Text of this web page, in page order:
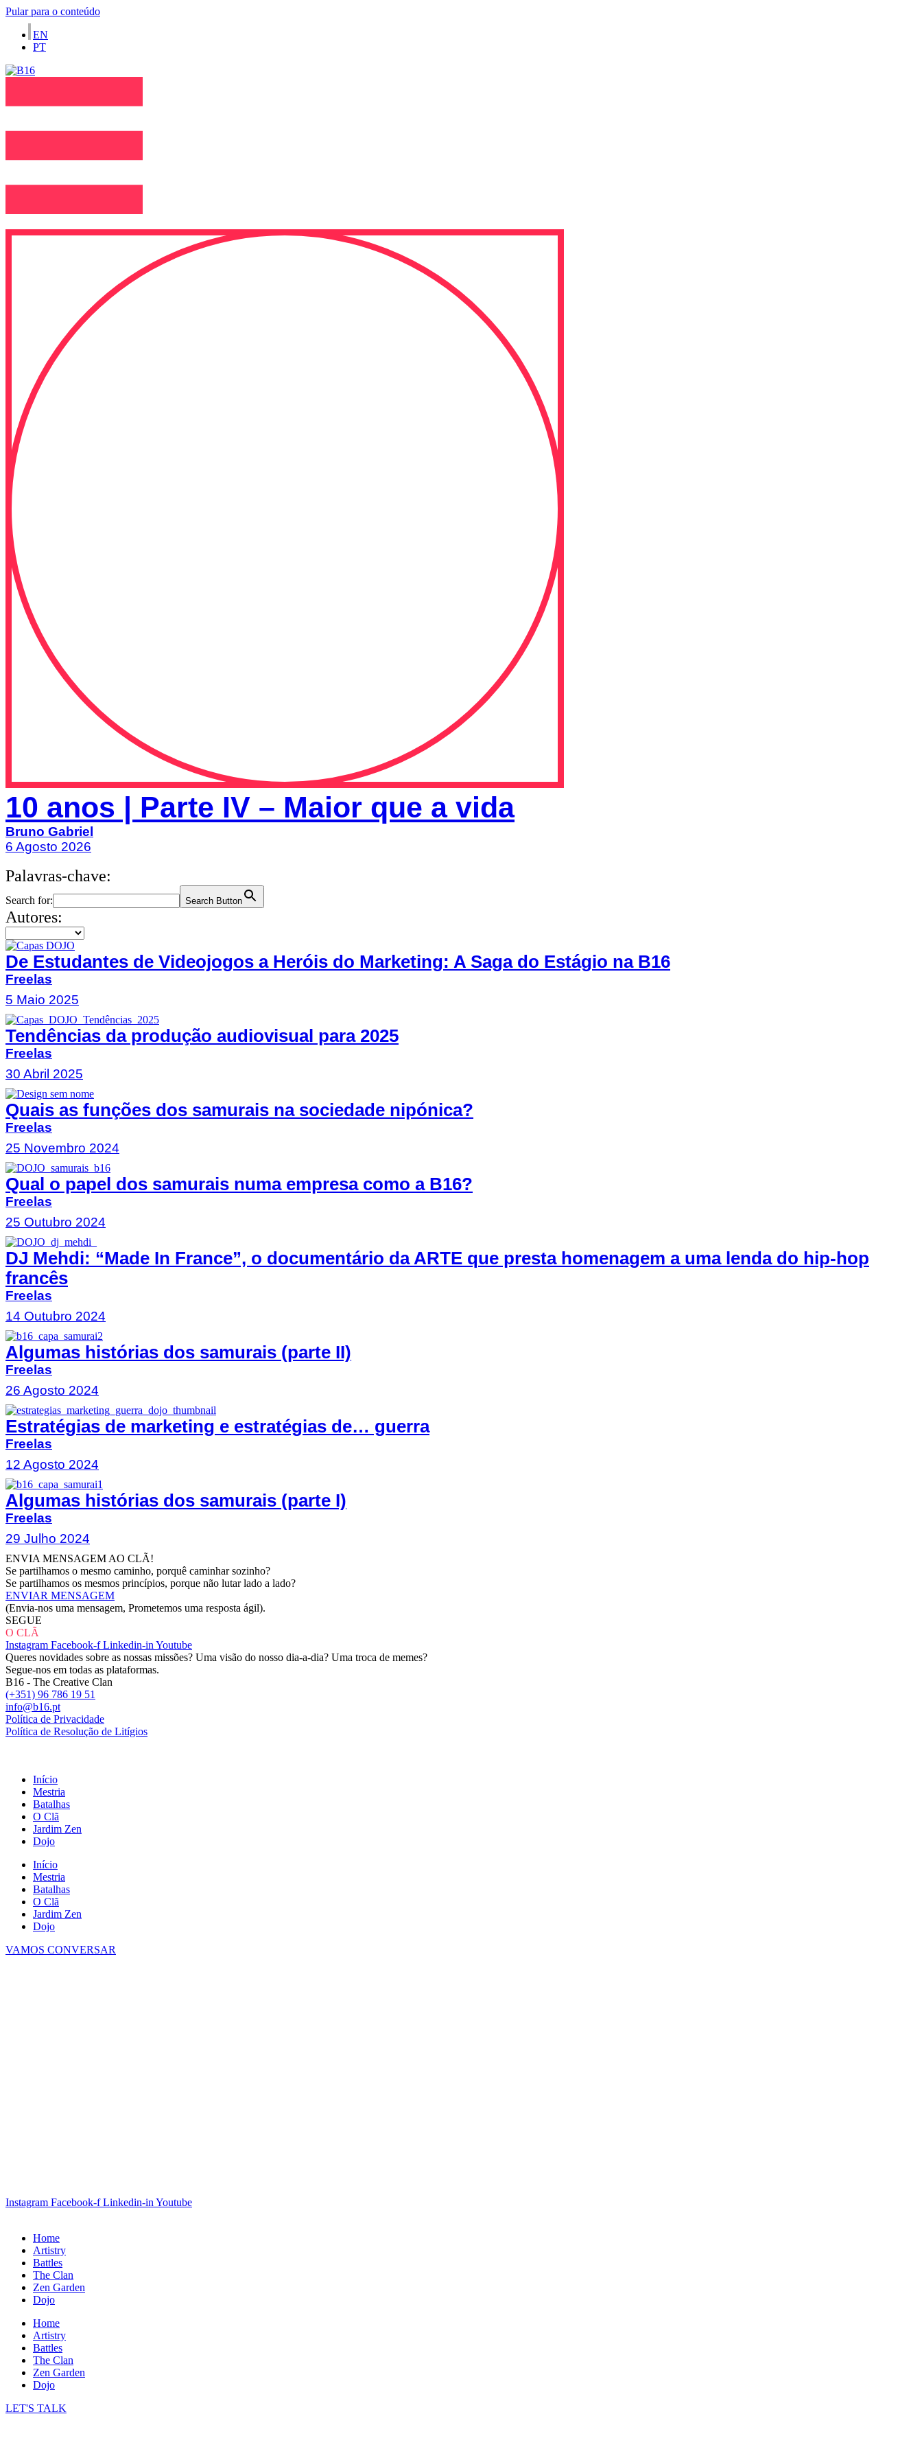
Pular para o conteúdo
EN
PT
10 anos | Parte IV – Maior que a vida
Bruno Gabriel
6 Agosto 2026
Palavras-chave:
Search for: Search Button
Autores:
De Estudantes de Videojogos a Heróis do Marketing: A Saga do Estágio na B16
Freelas
5 Maio 2025
Tendências da produção audiovisual para 2025
Freelas
30 Abril 2025
Quais as funções dos samurais na sociedade nipónica?
Freelas
25 Novembro 2024
Qual o papel dos samurais numa empresa como a B16?
Freelas
25 Outubro 2024
DJ Mehdi: “Made In France”, o documentário da ARTE que presta homenagem a uma lenda do hip-hop
francês
Freelas
14 Outubro 2024
Algumas histórias dos samurais (parte II)
Freelas
26 Agosto 2024
Estratégias de marketing e estratégias de… guerra
Freelas
12 Agosto 2024
Algumas histórias dos samurais (parte I)
Freelas
29 Julho 2024
ENVIA MENSAGEM AO CLÃ!
Se partilhamos o mesmo caminho, porquê caminhar sozinho?
Se partilhamos os mesmos princípios, porque não lutar lado a lado?
ENVIAR MENSAGEM
(Envia-nos uma mensagem, Prometemos uma resposta ágil).
SEGUE
O CLÃ
Instagram Facebook-f Linkedin-in Youtube
Queres novidades sobre as nossas missões? Uma visão do nosso dia-a-dia? Uma troca de memes?
Segue-nos em todas as plataformas.
B16 - The Creative Clan
(+351) 96 786 19 51
info@b16.pt
Política de Privacidade
Política de Resolução de Litígios​
Início
Mestria
Batalhas
O Clã
Jardim Zen
Dojo
Início
Mestria
Batalhas
O Clã
Jardim Zen
Dojo
VAMOS CONVERSAR
Instagram Facebook-f Linkedin-in Youtube
Home
Artistry
Battles
The Clan
Zen Garden
Dojo
Home
Artistry
Battles
The Clan
Zen Garden
Dojo
LET'S TALK